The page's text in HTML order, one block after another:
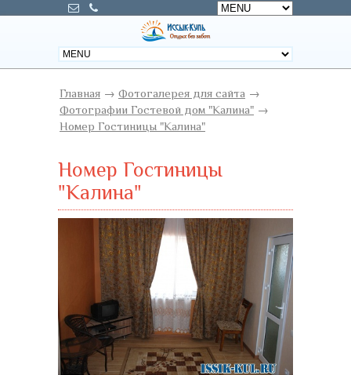
Главная → Фотогалерея для сайта →
Фотографии Гостевой дом "Калина" →
Номер Гостиницы "Калина"
Номер Гостиницы
"Калина"